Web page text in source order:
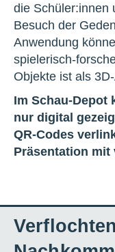
die Schüler:innen
Besuch der
Anwendung
spielerisch-
Objekte ist als
Im Schau-Depot
nur digital
QR-Codes
Präsentation mit